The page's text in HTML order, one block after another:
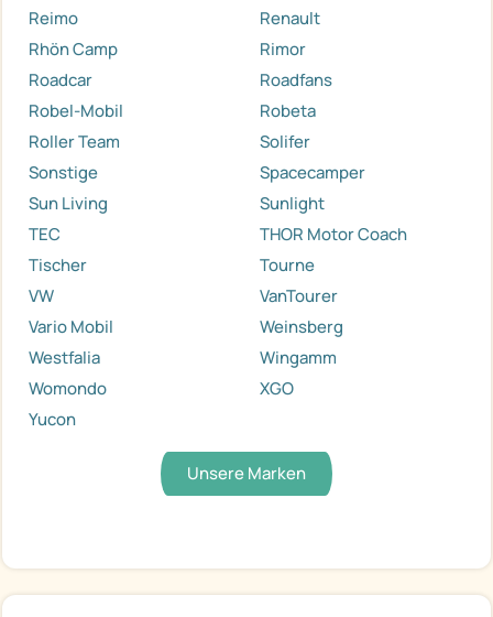
Reimo
Renault
Rhön Camp
Rimor
Roadcar
Roadfans
Robel-Mobil
Robeta
Roller Team
Solifer
Sonstige
Spacecamper
Sun Living
Sunlight
TEC
THOR Motor Coach
Tischer
Tourne
VW
VanTourer
Vario Mobil
Weinsberg
Westfalia
Wingamm
Womondo
XGO
Yucon
Unsere Marken